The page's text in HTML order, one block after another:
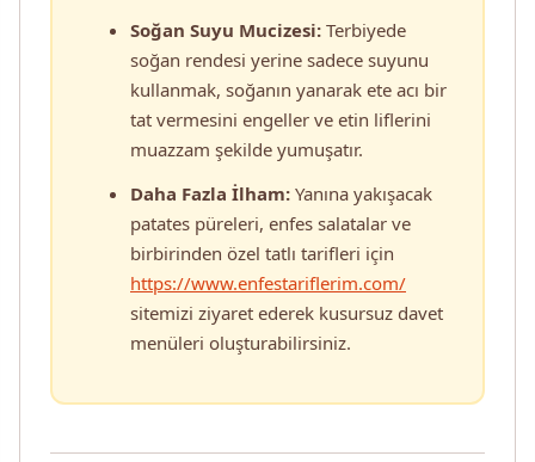
Soğan Suyu Mucizesi: Terbiyede
soğan rendesi yerine sadece suyunu
kullanmak, soğanın yanarak ete acı bir
tat vermesini engeller ve etin liflerini
muazzam şekilde yumuşatır.
Daha Fazla İlham: Yanına yakışacak
patates püreleri, enfes salatalar ve
birbirinden özel tatlı tarifleri için
https://www.enfestariflerim.com/
sitemizi ziyaret ederek kusursuz davet
menüleri oluşturabilirsiniz.